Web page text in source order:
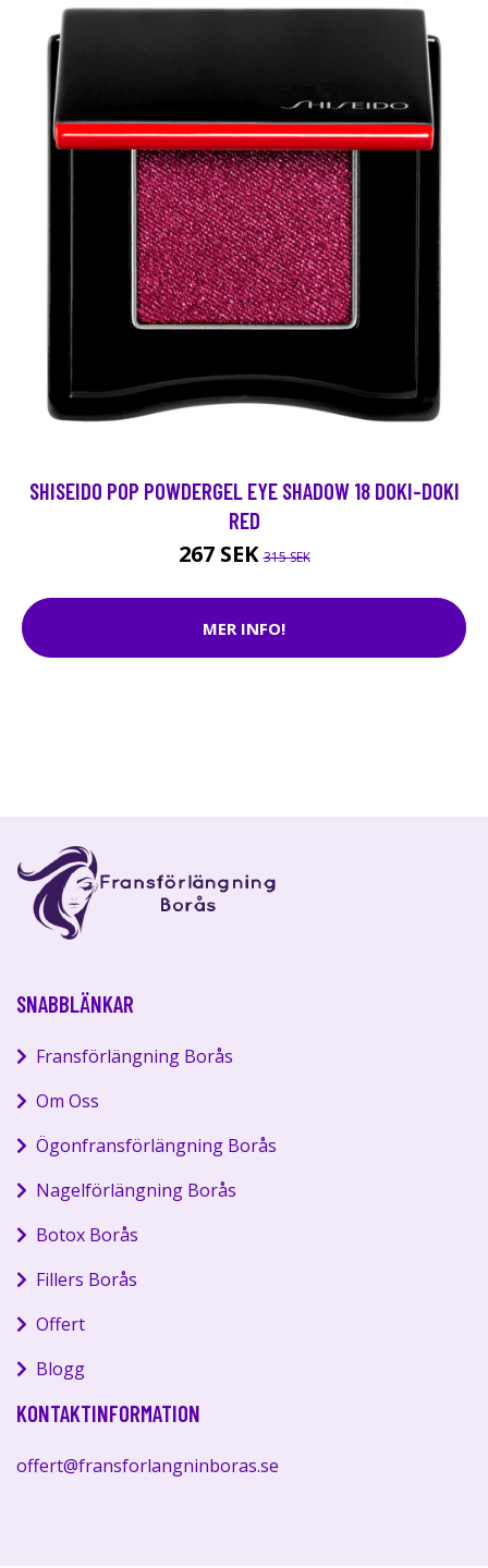
SHISEIDO POP POWDERGEL EYE SHADOW 18 DOKI-DOKI
RED
267 SEK315 SEK
MER INFO!
SNABBLÄNKAR
Fransförlängning Borås
Om Oss
Ögonfransförlängning Borås
Nagelförlängning Borås
Botox Borås
Fillers Borås
Offert
Blogg
KONTAKTINFORMATION
offert@fransforlangninboras.se